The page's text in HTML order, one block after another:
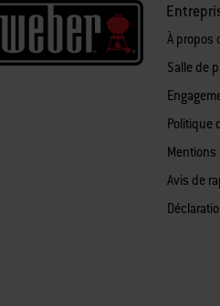
À propos
Salle de
Politique
Mentions
Avis de